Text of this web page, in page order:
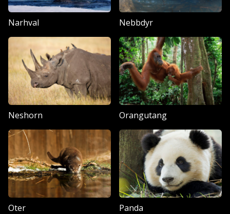
Narhval Nebbdyr
Neshorn Orangutang
Oter Panda